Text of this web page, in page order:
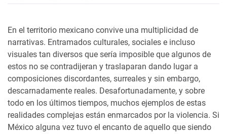
En el territorio mexicano convive una multiplicidad de
narrativas. Entramados culturales, sociales e incluso
visuales tan diversos que sería imposible que algunos de
estos no se contradijeran y traslaparan dando lugar a
composiciones discordantes, surreales y sin embargo,
descarnadamente reales. Desafortunadamente, y sobre
todo en los últimos tiempos, muchos ejemplos de estas
realidades complejas están enmarcados por la violencia. Si
México alguna vez tuvo el encanto de aquello que siendo